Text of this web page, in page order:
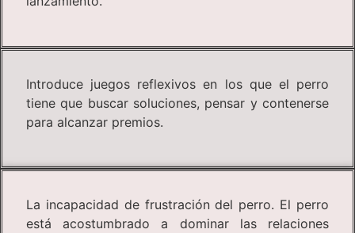
Introduce juegos reflexivos en los que el perro
tiene que buscar soluciones, pensar y contenerse
para alcanzar premios.
La incapacidad de frustración del perro. El perro
está acostumbrado a dominar las relaciones